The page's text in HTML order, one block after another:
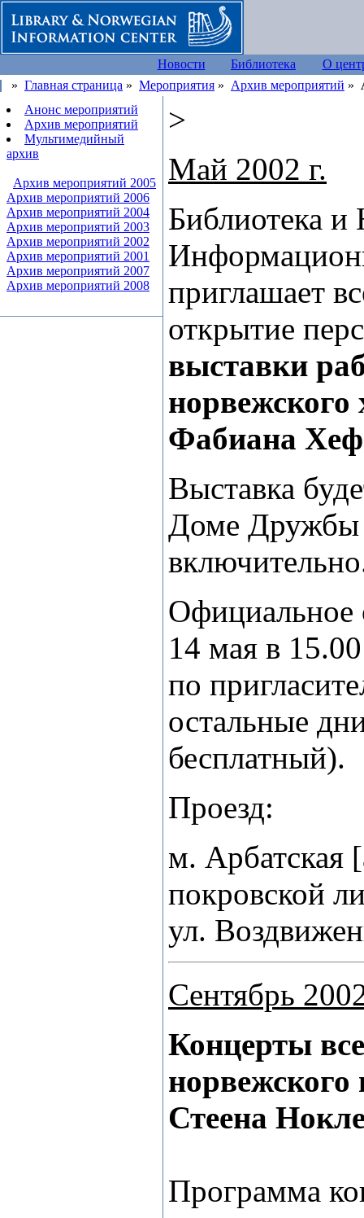
Новости Библиотека
О
» Главная страница » Мероприятия » Архив мероприятий »
Анонс мероприятий
Архив мероприятий
Мультимедийный
архив
Архив мероприятий 2005
Архив мероприятий 2006
Архив мероприятий 2004
Архив мероприятий 2003
Архив мероприятий 2002
Архив мероприятий 2001
Архив мероприятий 2007
Архив мероприятий 2008
>
Май 2002 г.
Библиотека
приглашает
открытие
выставки
норвежского
Фабиана
Выставка
Доме Дружбы
Официальное
14 мая в
по
остальные
бесплатный).
Проезд:
м. Арбатская
покровской
ул.
Сентябрь
Концерты
Стеена
Программа